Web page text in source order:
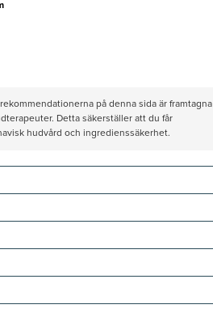
på denna sida är framtagna
Detta säkerställer att du får
hudvård och ingredienssäkerhet.